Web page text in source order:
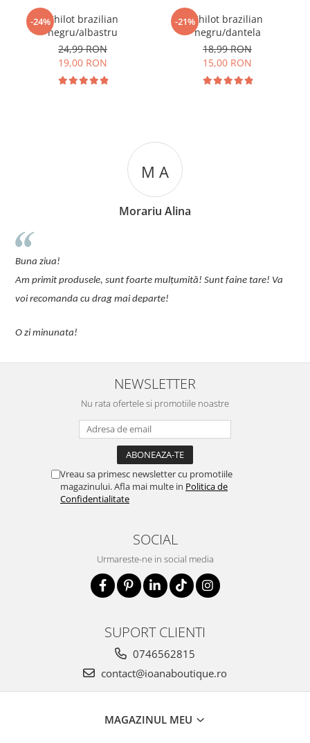
-24%Chilot brazilian
negru/albastru
24,99 RON
19,00 RON
-21%Chilot brazilian
negru/dantela
18,99 RON
15,00 RON
M A
Morariu Alina
Buna ziua!
Am primit produsele, sunt foarte mulțumită! Sunt faine tare! Va
voi recomanda cu drag mai departe!
O zi minunata!
NEWSLETTER
Nu rata ofertele si promotiile noastre
Vreau sa primesc newsletter cu promotiile
magazinului. Afla mai multe in Politica de
Confidentialitate
SOCIAL
Urmareste-ne in social media
SUPORT CLIENTI
0746562815
contact@ioanaboutique.ro
MAGAZINUL MEU